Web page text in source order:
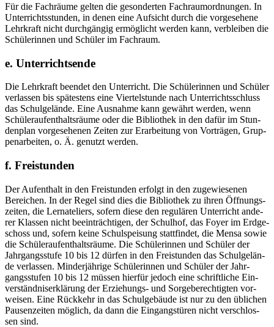
Für die Fach­räu­me gel­ten die geson­der­ten Fach­raum­ord­nun­gen. In
Unter­richts­stun­den, in denen eine Auf­sicht durch die vor­ge­se­he­ne
Lehr­kraft nicht durch­gän­gig ermög­licht wer­den kann, ver­blei­ben die
Schü­le­rin­nen und Schü­ler im Fachraum.
e. Unterrichtsende
Die Lehr­kraft been­det den Unter­richt. Die Schü­le­rin­nen und Schü­ler
ver­las­sen bis spä­tes­tens eine Vier­tel­stun­de nach Unter­richts­schluss
das Schul­ge­län­de. Eine Aus­nah­me kann gewährt wer­den, wenn
Schü­ler­auf­ent­halts­räu­me oder die Biblio­thek in den dafür im Stun­
den­plan vor­ge­se­he­nen Zei­ten zur Erar­bei­tung von Vor­trä­gen, Grup­
pen­ar­bei­ten, o. Ä. genutzt werden.
f. Freistunden
Der Auf­ent­halt in den Frei­stun­den erfolgt in den zuge­wie­se­nen
Berei­chen. In der Regel sind dies die Biblio­thek zu ihren Öff­nungs­
zei­ten, die Ler­n­ate­liers, sofern die­se den regu­lä­ren Unter­richt ande­
rer Klas­sen nicht beein­träch­ti­gen, der Schul­hof, das Foy­er im Erd­ge­
schoss und, sofern kei­ne Schul­spei­sung statt­fin­det, die Men­sa sowie
die Schü­ler­auf­ent­halts­räu­me. Die Schü­le­rin­nen und Schü­ler der
Jahr­gangs­stu­fe 10 bis 12 dür­fen in den Frei­stun­den das Schul­ge­län­
de ver­las­sen. Min­der­jäh­ri­ge Schü­le­rin­nen und Schü­ler der Jahr­
gangs­stu­fen 10 bis 12 müs­sen hier­für jedoch eine schrift­li­che Ein­
ver­ständ­nis­er­klä­rung der Erzie­hungs- und Sor­ge­be­rech­tig­ten vor­
wei­sen. Eine Rück­kehr in das Schul­ge­bäu­de ist nur zu den übli­chen
Pau­sen­zei­ten mög­lich, da dann die Ein­gangs­tü­ren nicht ver­schlos­
sen sind.